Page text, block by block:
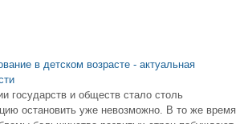
в детском возрасте - актуальная
государств и обществ стало столь
остановить уже невозможно. В то же время